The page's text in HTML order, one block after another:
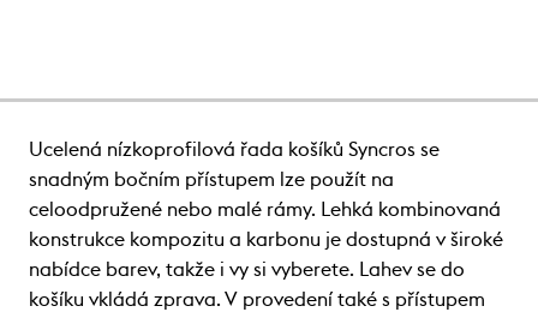
Ucelená nízkoprofilová řada košíků Syncros se
snadným bočním přístupem lze použít na
celoodpružené nebo malé rámy. Lehká kombinovaná
konstrukce kompozitu a karbonu je dostupná v široké
nabídce barev, takže i vy si vyberete. Lahev se do
košíku vkládá zprava. V provedení také s přístupem